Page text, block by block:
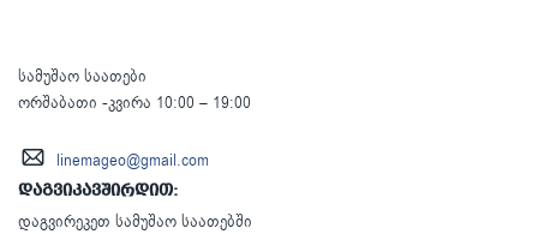
სამუშაო საათები
ორშაბათი -კვირა 10:00 – 19:00
linemageo@gmail.com
დაგვიკავშირდით:
დაგვირეკეთ სამუშაო საათებში